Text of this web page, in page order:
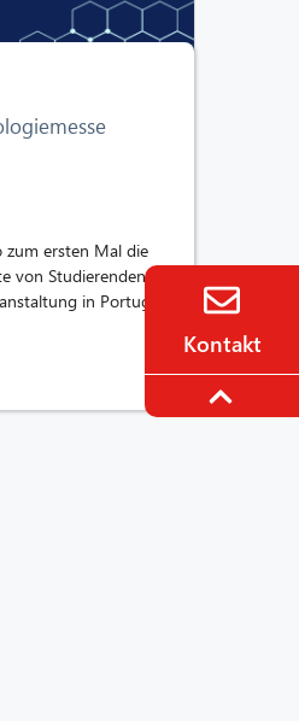
ersten Mal die
von Studierenden
in Portugal“.
Kontakt